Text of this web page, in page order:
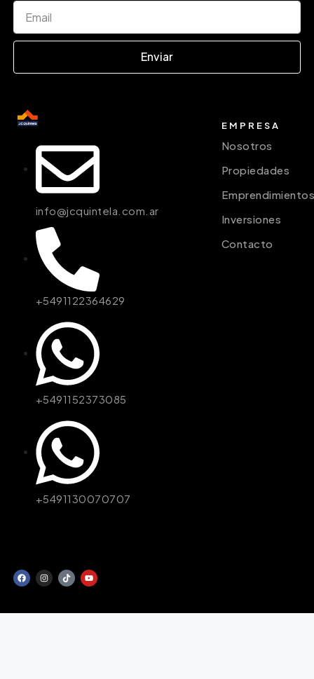
Enviar
info@jcquintela.com.ar
+5491122364629
+5491152373085
+5491130070707
EMPRESA
Nosotros
Propiedades
Inversiones
Contacto